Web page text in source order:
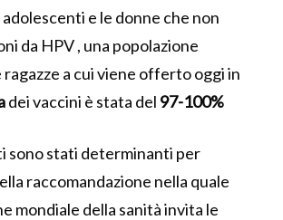
e le donne che non
da HPV , una popolazione
ragazze a cui viene offerto oggi in
dei vaccini è stata del 97-100%
sono stati determinanti per
raccomandazione nella quale
mondiale della sanità invita le